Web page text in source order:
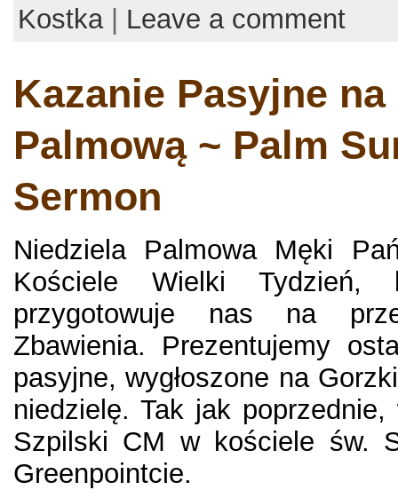
Kostka| Leave a comment
Kazanie Pasyjne
Palmową ~ Palm
Sermon
Niedziela Palmowa Męki
Kościele Wielki Tydzień,
przygotowuje nas na
Zbawienia. Prezentujemy
pasyjne, wygłoszone na
niedzielę. Tak jak poprzednie,
Szpilski CM w kościele św.
Greenpointcie.